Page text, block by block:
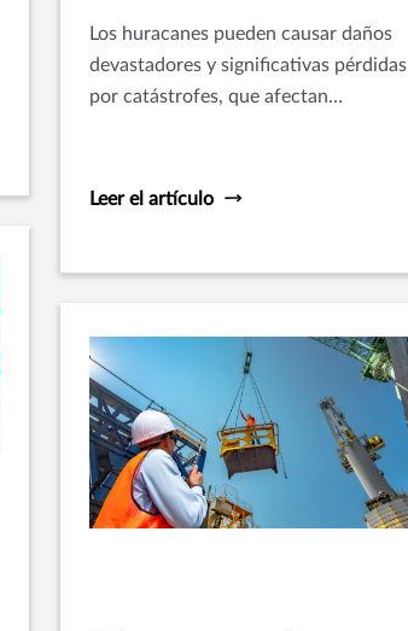
Los huracanes pueden causar daños
devastadores y significativas pérdidas
por catástrofes, que afectan
Leer el artículo